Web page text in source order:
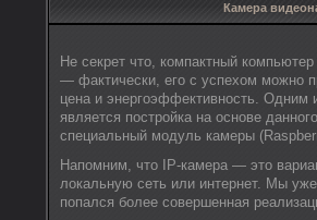
Камера
Не секрет что, компактный
— фактически, его с успехом можно
цена и энергоэффективность. Одним
является постройка на основе
специальный модуль камеры
Напомним, что IP-камера — это
локальную сеть или интернет. Мы
попался более совершенная